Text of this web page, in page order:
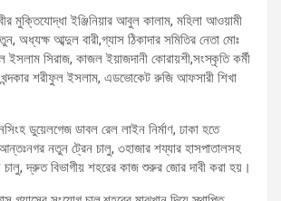
মুক্তিযোদ্ধা ইঞ্জিনিয়ার আবুল কালাম, মহিলা আওয়ামী
অধ্যক্ষ আব্দুল বারী,গ্যাস ঠিকাদার সমিতির নেতা মোঃ
সিরাজ, কাজল ইয়াজদানী কোরায়শী,সংস্কৃতি কর্মী
শরীফুল ইসলাম, এডভোকেট রুজি আফসারী শিখা
ডুয়েলগেজ ডাবল রেল লাইন নির্মাণ, ঢাকা হতে
নতুন ট্রেন চালু, ৩হাজার শয্যার হাসপাতালসহ
চালু, দ্রুত বিভাগীয় শহরের কাজ শুরুর জোর দাবী করা হয়।